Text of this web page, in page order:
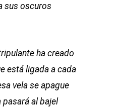
sus oscuros
ha creado
está ligada a cada
vela se apague
pasará al bajel